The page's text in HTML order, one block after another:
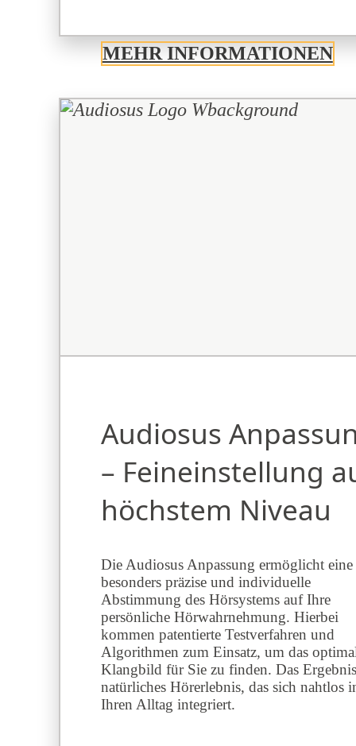
MEHR INFORMATIONEN
Audiosus
– Feineinstellung
höchstem Niveau
Die Audiosus Anpassung ermöglicht eine
besonders präzise und individuelle
Abstimmung des Hörsystems auf Ihre
persönliche Hörwahrnehmung. Hierbei
kommen patentierte Testverfahren und
Algorithmen zum Einsatz, um das
Klangbild für Sie zu finden. Das
natürliches Hörerlebnis, das sich nahtlos
Ihren Alltag integriert.